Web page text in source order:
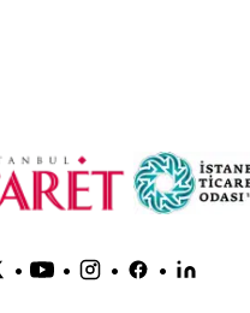
• • • •